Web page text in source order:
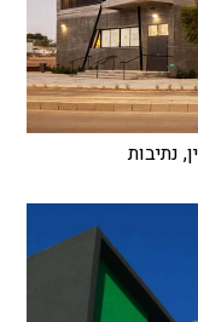
נתיבות